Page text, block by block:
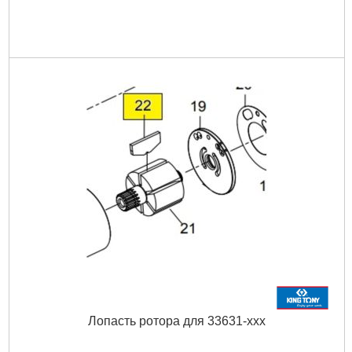
Лопасть ротора для 33631-ххх